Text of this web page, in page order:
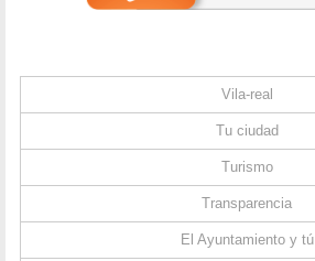
Vila-real
Tu ciudad
Turismo
Transparencia
El Ayuntamiento y tú